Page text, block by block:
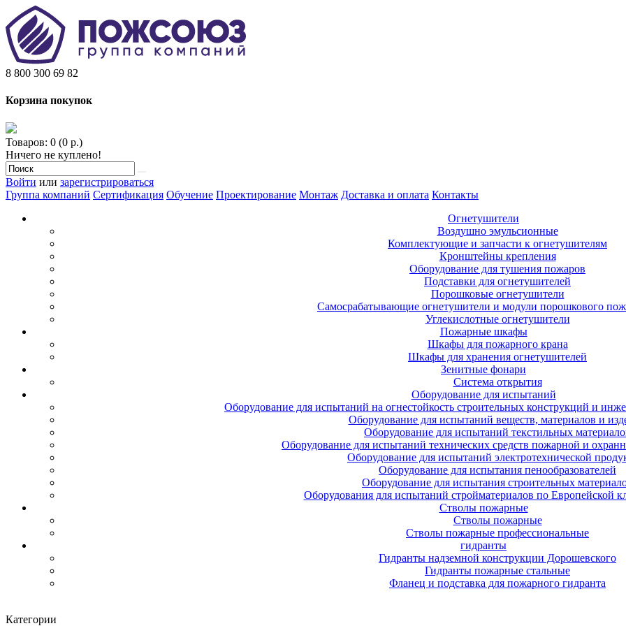
8 800 300 69 82
Корзина покупок
Товаров: 0 (0 р.)
Ничего не куплено!
Войти или зарегистрироваться
Группа компаний Сертификация Обучение Проектирование Монтаж Доставка и оплата Контакты
Огнетушители
Воздушно эмульсионные
Комплектующие и запчасти к огнетушителям
Кронштейны крепления
Оборудование для тушения пожаров
Подставки для огнетушителей
Порошковые огнетушители
Самосрабатывающие огнетушители и модули порошкового
Углекислотные огнетушители
Пожарные шкафы
Шкафы для пожарного крана
Шкафы для хранения огнетушителей
Зенитные фонари
Система открытия
Оборудование для испытаний
Оборудование для испытаний на огнестойкость строительных конструкций и
Оборудование для испытаний веществ, материалов и
Оборудование для испытаний текстильных
Оборудование для испытаний технических средств пожарной и
Оборудование для испытаний электротехнической
Оборудование для испытания пенообразователей
Оборудование для испытания строительных
Оборудования для испытаний стройматериалов по Европейской
Стволы пожарные
Стволы пожарные
Стволы пожарные профессиональные
гидранты
Гидранты надземной конструкции Дорошевского
Гидранты пожарные стальные
Фланец и подставка для пожарного гидранта
Категории